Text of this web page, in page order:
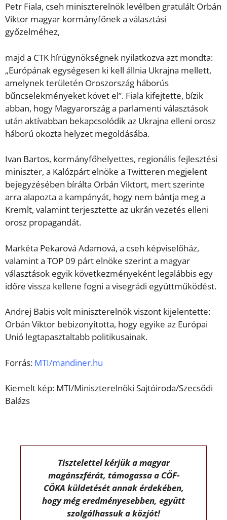
Petr Fiala, cseh miniszterelnök levélben gratulált Orbán
Viktor magyar kormányfőnek a választási
győzelméhez,
majd a CTK hírügynökségnek nyilatkozva azt mondta:
„Európának egységesen ki kell állnia Ukrajna mellett,
amelynek területén Oroszország háborús
bűncselekményeket követ el”. Fiala kifejtette, bízik
abban, hogy Magyarország a parlamenti választások
után aktívabban bekapcsolódik az Ukrajna elleni orosz
háború okozta helyzet megoldásába.
Ivan Bartos, kormányfőhelyettes, regionális fejlesztési
miniszter, a Kalózpárt elnöke a Twitteren megjelent
bejegyzésében bírálta Orbán Viktort, mert szerinte
arra alapozta a kampányát, hogy nem bántja meg a
Kremlt, valamint terjesztette az ukrán vezetés elleni
orosz propagandát.
Markéta Pekarová Adamová, a cseh képviselőház,
valamint a TOP 09 párt elnöke szerint a magyar
választások egyik következményeként legalábbis egy
időre vissza kellene fogni a visegrádi együttműködést.
Andrej Babis volt miniszterelnök viszont kijelentette:
Orbán Viktor bebizonyította, hogy egyike az Európai
Unió legtapasztaltabb politikusainak.
Forrás: MTI/mandiner.hu
Kiemelt kép: MTI/Miniszterelnöki Sajtóiroda/Szecsődi
Balázs
Tisztelettel kérjük a magyar
magánszférát, támogassa a CÖF-
CÖKA küldetését annak érdekében,
hogy még eredményesebben, együtt
szolgálhassuk a közjót!